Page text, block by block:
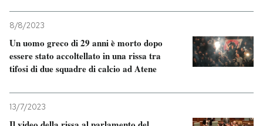
8/8/2023
Un uomo greco di 29 anni è morto dopo
essere stato accoltellato in una rissa tra
tifosi di due squadre di calcio ad Atene
13/7/2023